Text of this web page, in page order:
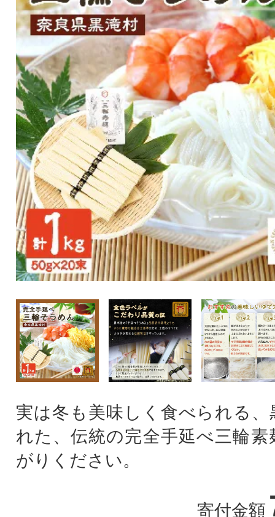
実は冬も美味しく食べられる、
れた、伝統の完全手延べ三輪素
がりください。
寄付金額